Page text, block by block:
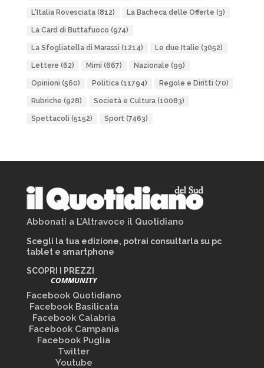
L'Italia Rovesciata(812) La Bacheca delle Offerte (3)
La Card di Buttafuoco (974)
La Sfogliatella di Marassi (1214) Le due Italie (3052)
Lettere (62) Mimì (667) Nazionale (99)
Opinioni (560) Politica(11794) Regole e Diritti (70)
Rubriche (928) Società e Cultura(10083)
Spettacoli (5152) Sport(7463)
Abbonati a L’Altravoce il Quotidiano
Scegli la tua edizione, potrai consultarla su pc
tablet e smartphone
SCOPRI I PREZZI
COMMUNITY
Facebook Quotidiano
Facebook Basilicata
Facebook Calabria
Facebook Campania
Facebook Puglia
Twitter
Youtube